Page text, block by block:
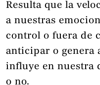
Resulta que la
a nuestras
control o fuera de
anticipar o genera
influye en nuestra
o no.